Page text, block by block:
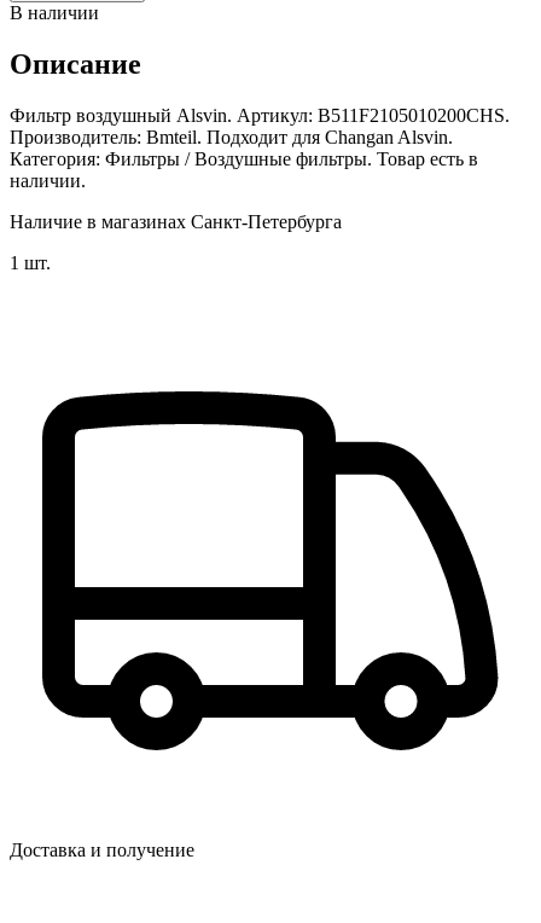
В наличии
Описание
Фильтр воздушный Alsvin. Артикул: B511F2105010200CHS.
Производитель: Bmteil. Подходит для Changan Alsvin.
Категория: Фильтры / Воздушные фильтры. Товар есть в
наличии.
Наличие в магазинах Санкт-Петербурга
1 шт.
Доставка и получение